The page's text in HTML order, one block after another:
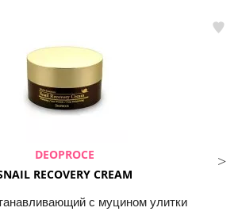
DEOPROCE
RECOVERY CREAM
с муцином улитки